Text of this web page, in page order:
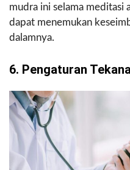
mudra ini selama meditasi
dapat menemukan
dalamnya.
6. Pengaturan